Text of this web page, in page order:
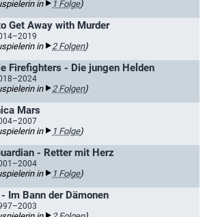
in 1 Folge)
Get Away with Murder
in 2 Folgen)
Firefighters - Die jungen Helden
in 2 Folgen)
Mars
in 1 Folge)
- Retter mit Herz
in 1 Folge)
Im Bann der Dämonen